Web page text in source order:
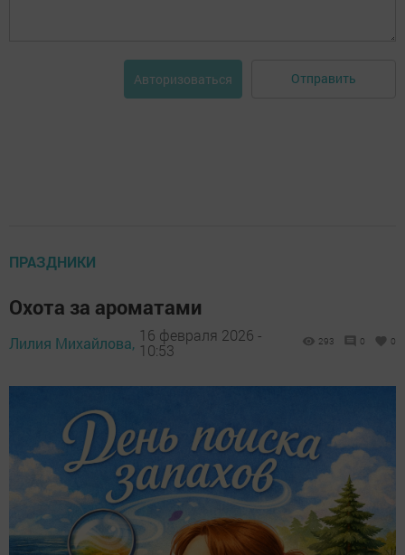
Авторизоваться Отправить
ПРАЗДНИКИ
Охота за ароматами
Лилия Михайлова, 16 февраля 2026 -
10:53
293 0 0